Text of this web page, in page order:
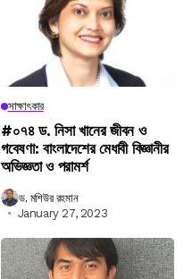
সাক্ষাৎকার
#০৭৪ ড. নিসা খানের জীবন ও
গবেষণা: বাংলাদেশের মেধাবী বিজ্ঞানীর
অভিজ্ঞতা ও পরামর্শ
ড. মশিউর রহমান
January 27, 2023